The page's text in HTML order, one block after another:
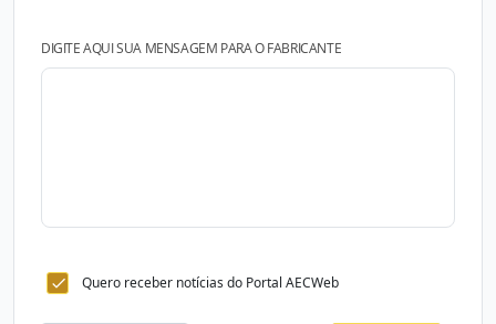
DIGITE AQUI SUA MENSAGEM PARA O FABRICANTE
Quero receber notícias do Portal AECWeb